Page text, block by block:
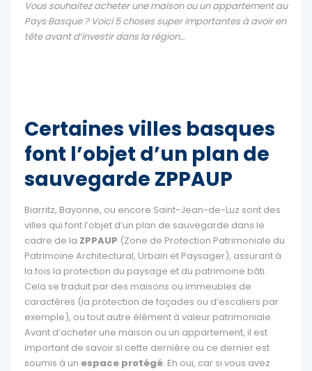
Vous souhaitez acheter une maison ou un appartement au
Pays Basque ? Voici 5 choses super importantes à avoir en
tête avant d’investir dans la région…
Certaines villes basques
font l’objet d’un plan de
sauvegarde ZPPAUP
Biarritz, Bayonne, ou encore Saint-Jean-de-Luz sont des
villes qui font l’objet d’un plan de sauvegarde dans le
cadre de la ZPPAUP (Zone de Protection Patrimoniale du
Patrimoine Architectural, Urbain et Paysager), assurant à
la fois la protection du paysage et du patrimoine bâti.
Cela se traduit par des maisons ou immeubles de
caractères (la protection de façades ou d’escaliers par
exemple), ou tout autre élément à valeur patrimoniale.
Avant d’acheter une maison ou un appartement, il est
important de savoir si cette dernière ou ce dernier est
soumis à un espace protégé. Eh oui, car si vous avez